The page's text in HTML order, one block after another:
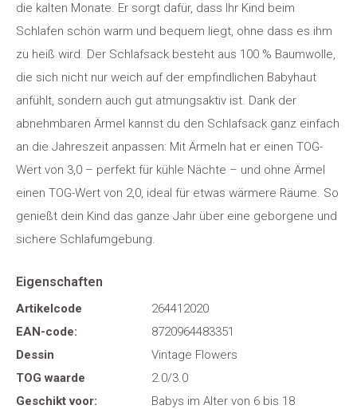
die kalten Monate. Er sorgt dafür, dass Ihr Kind beim
Schlafen schön warm und bequem liegt, ohne dass es ihm
zu heiß wird. Der Schlafsack besteht aus 100 % Baumwolle,
die sich nicht nur weich auf der empfindlichen Babyhaut
anfühlt, sondern auch gut atmungsaktiv ist. Dank der
abnehmbaren Ärmel kannst du den Schlafsack ganz einfach
an die Jahreszeit anpassen: Mit Ärmeln hat er einen TOG-
Wert von 3,0 – perfekt für kühle Nächte – und ohne Ärmel
einen TOG-Wert von 2,0, ideal für etwas wärmere Räume. So
genießt dein Kind das ganze Jahr über eine geborgene und
sichere Schlafumgebung.
Eigenschaften
Artikelcode
264412020
EAN-code:
8720964483351
Dessin
Vintage Flowers
TOG waarde
2.0/3.0
Geschikt voor:
Babys im Alter von 6 bis 18